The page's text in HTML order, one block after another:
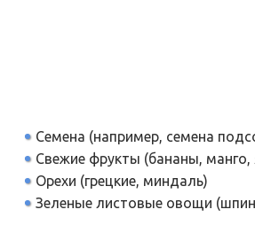
Семена (например, семена
Свежие фрукты (бананы, манго,
Орехи (грецкие, миндаль)
Зеленые листовые овощи